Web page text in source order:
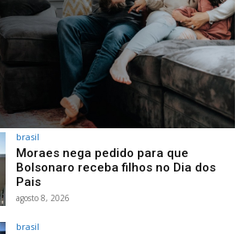
brasil
Moraes nega pedido para que
Bolsonaro receba filhos no Dia dos
Pais
agosto 8, 2026
brasil